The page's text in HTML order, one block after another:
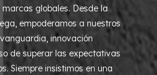
globales. Desde la
empoderamos a nuestros
innovación
de superar las expectativas
Siempre insistimos en una